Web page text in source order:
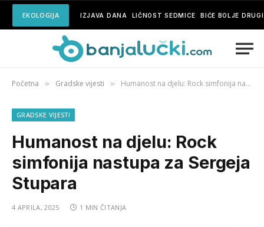
EKOLOGIJA IZJAVA DANA LIČNOST SEDMICE BIĆE BOLJE
Početna » Gradske vijesti » Humanost na djelu: Rock simfonija nastupa za Sergeja Stupara
GRADSKE VIJESTI
Humanost na djelu: Rock
simfonija nastupa za Sergeja
Stupara
4 APRILA, 2025 1 MIN ČITANJA